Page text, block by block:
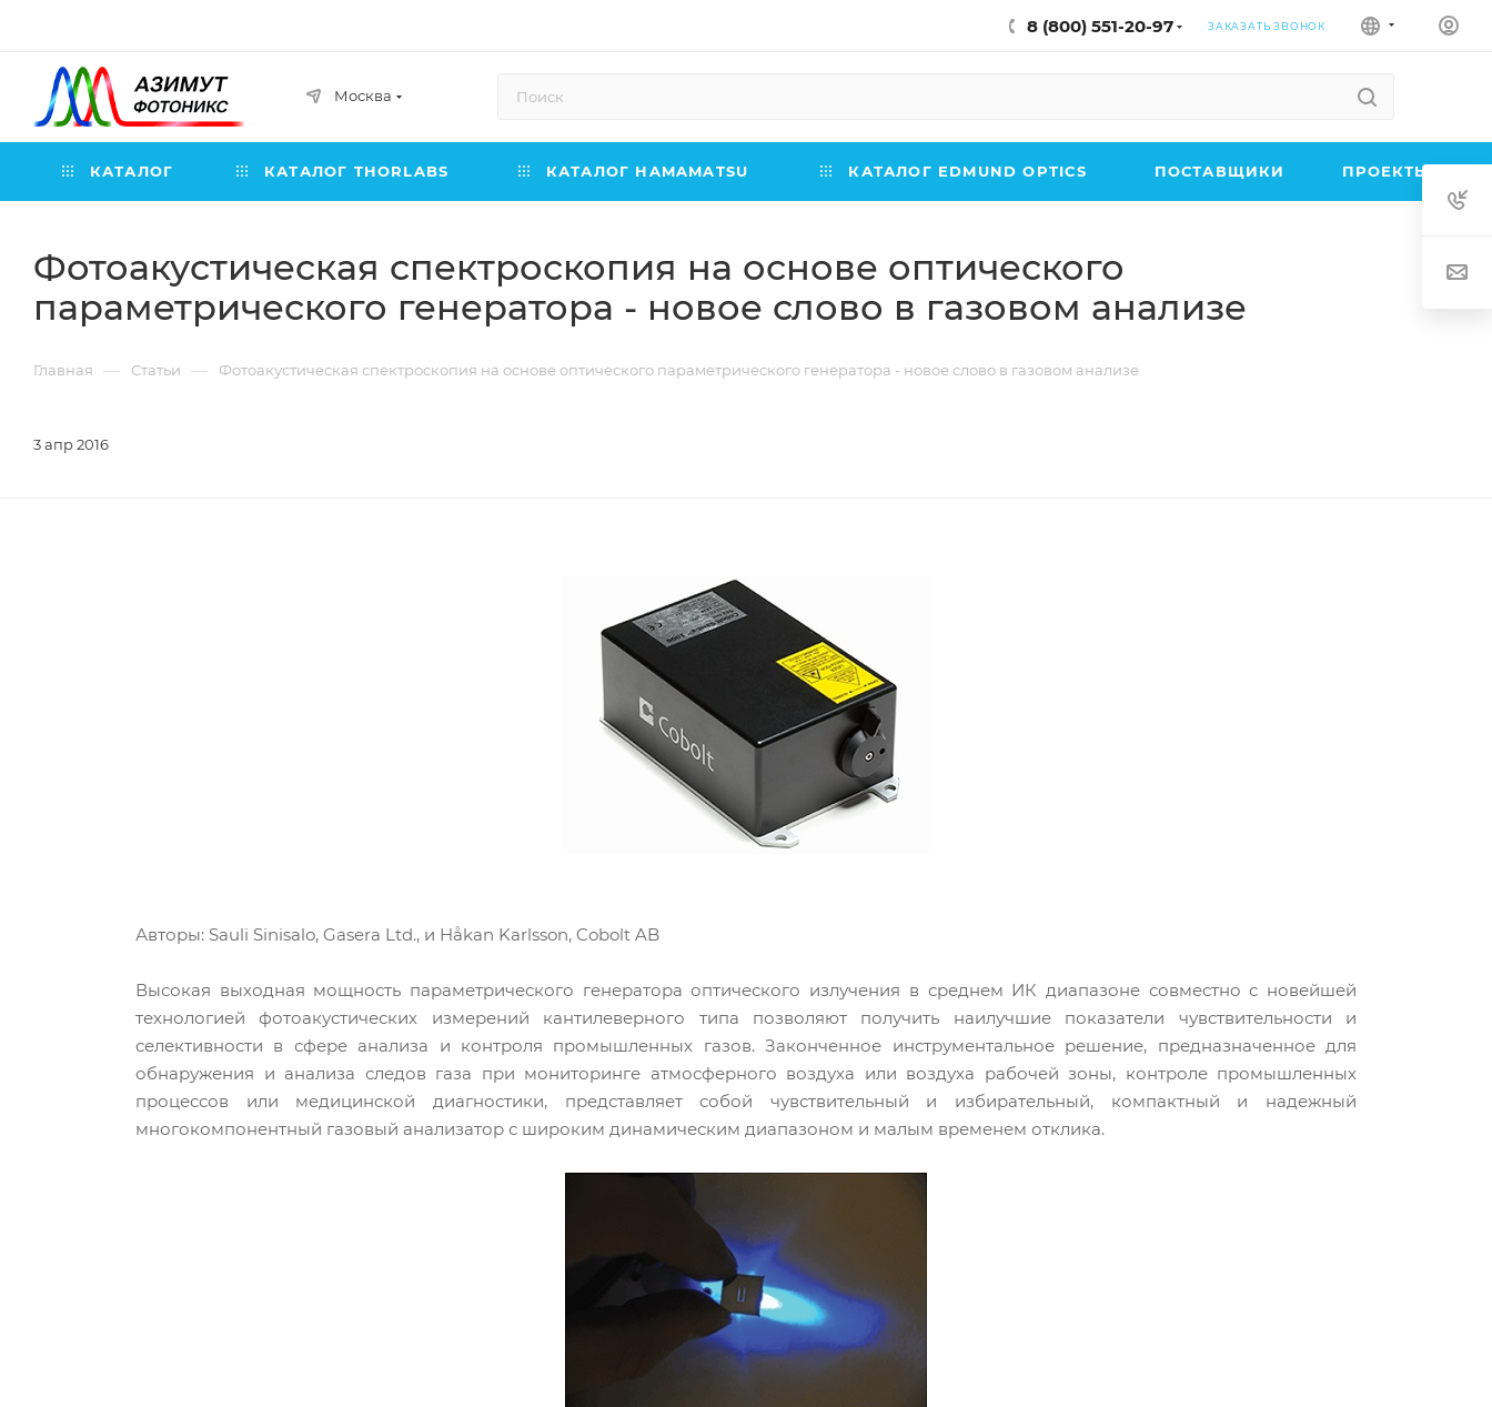
8 (800) 551-20-97 ЗАКАЗАТЬ ЗВОНОК
Москва
КАТАЛОГ КАТАЛОГ THORLABS КАТАЛОГ HAMAMATSU КАТАЛОГ EDMUND OPTICS ПОСТАВЩИКИ ПРОЕКТЫ
Фотоакустическая спектроскопия на основе оптического
параметрического генератора - новое слово в газовом анализе
Главная — Статьи — Фотоакустическая спектроскопия на основе оптического параметрического генератора - новое слово в газовом анализе
3 апр 2016
Авторы: Sauli Sinisalo, Gasera Ltd., и Håkan Karlsson, Cobolt AB
Высокая выходная мощность параметрического генератора оптического излучения в среднем ИК диапазоне совместно с новейшей
технологией фотоакустических измерений кантилеверного типа позволяют получить наилучшие показатели чувствительности и
селективности в сфере анализа и контроля промышленных газов. Законченное инструментальное решение, предназначенное для
обнаружения и анализа следов газа при мониторинге атмосферного воздуха или воздуха рабочей зоны, контроле промышленных
процессов или медицинской диагностики, представляет собой чувствительный и избирательный, компактный и надежный
многокомпонентный газовый анализатор с широким динамическим диапазоном и малым временем отклика.